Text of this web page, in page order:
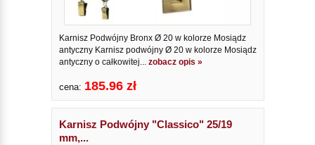
Karnisz Podwójny Bronx Ø 20 w kolorze Mosiądz
antyczny Karnisz podwójny Ø 20 w kolorze Mosiądz
antyczny o całkowitej... zobacz opis »
cena: 185.96 zł
Karnisz Podwójny "Classico" 25/19
mm,...